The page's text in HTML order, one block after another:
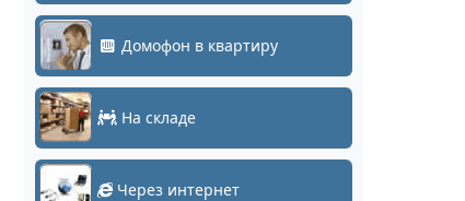
Домофон в квартиру
На складе
Через интернет